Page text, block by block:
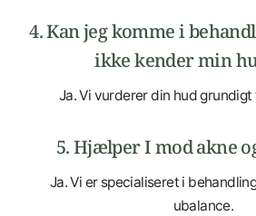
4. Kan jeg komme i
ikke kender min
Ja. Vi vurderer din hud
5. Hjælper I mod akne
Ja. Vi er specialiseret i
ubalance.